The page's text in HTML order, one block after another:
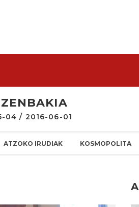
04 / 2016-06-01
ATZOKO IRUDIAK KOSMOPOLITA